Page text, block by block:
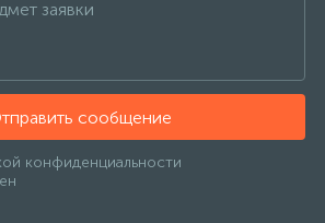
сообщение
конфиденциальности